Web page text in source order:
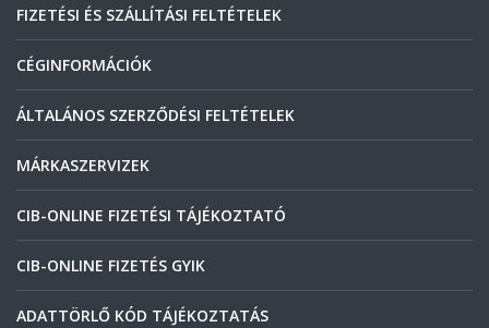
FIZETÉSI ÉS SZÁLLÍTÁSI FELTÉTELEK
CÉGINFORMÁCIÓK
ÁLTALÁNOS SZERZŐDÉSI FELTÉTELEK
MÁRKASZERVIZEK
CIB-ONLINE FIZETÉSI TÁJÉKOZTATÓ
CIB-ONLINE FIZETÉS GYIK
ADATTÖRLŐ KÓD TÁJÉKOZTATÁS